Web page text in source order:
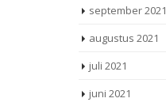
september 2021
augustus 2021
juli 2021
juni 2021